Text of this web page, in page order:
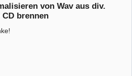
von Wav aus div.
brennen